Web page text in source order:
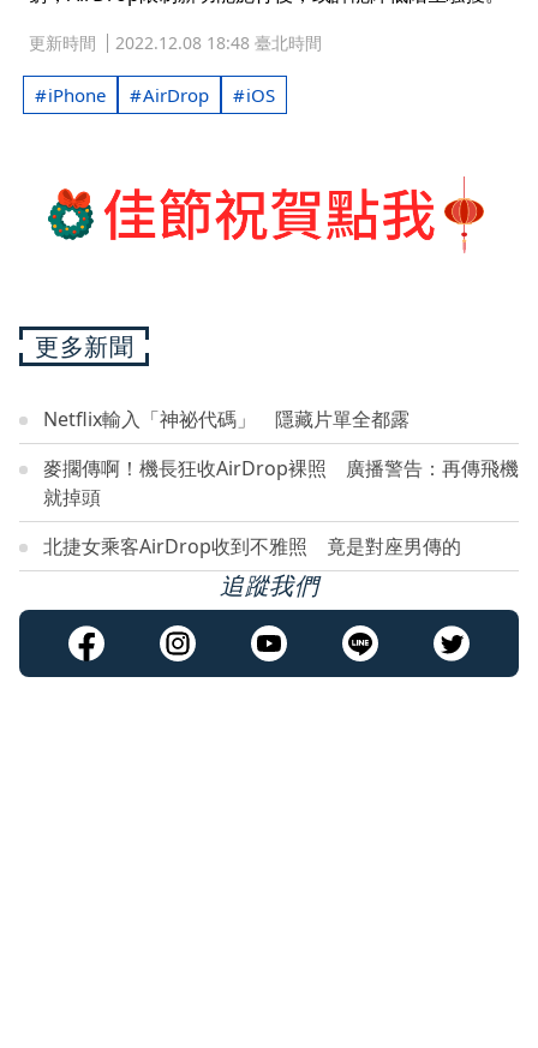
更新時間 2022.12.08 18:48 臺北時間
iPhone AirDrop iOS
更多新聞
Netflix輸入「神祕代碼」 隱藏片單全都露
麥擱傳啊！機長狂收AirDrop裸照 廣播警告：再傳飛機
就掉頭
北捷女乘客AirDrop收到不雅照 竟是對座男傳的
追蹤我們